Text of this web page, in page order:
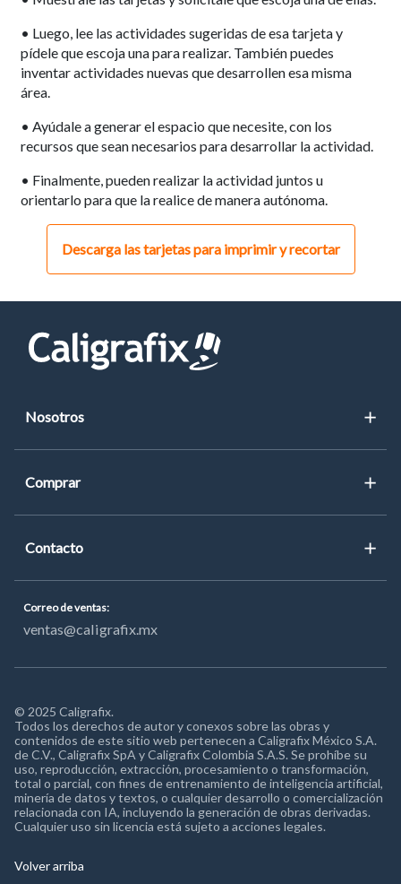
• Luego, lee las actividades sugeridas de esa tarjeta y
pídele que escoja una para realizar. También puedes
inventar actividades nuevas que desarrollen esa misma
área.
• Ayúdale a generar el espacio que necesite, con los
recursos que sean necesarios para desarrollar la actividad.
• Finalmente, pueden realizar la actividad juntos u
orientarlo para que la realice de manera autónoma.
Descarga las tarjetas para imprimir y recortar
Nosotros
Noticias
Comprar
Dónde comprar
Catálogo
Contacto
Correo de ventas:
ventas@caligrafix.mx
© 2025 Caligrafix.
Todos los derechos de autor y conexos sobre las obras y
contenidos de este sitio web pertenecen a Caligrafix México S.A.
de C.V., Caligrafix SpA y Caligrafix Colombia S.A.S. Se prohíbe su
uso, reproducción, extracción, procesamiento o transformación,
total o parcial, con fines de entrenamiento de inteligencia artificial,
minería de datos y textos, o cualquier desarrollo o comercialización
relacionada con IA, incluyendo la generación de obras derivadas.
Cualquier uso sin licencia está sujeto a acciones legales.
Volver arriba